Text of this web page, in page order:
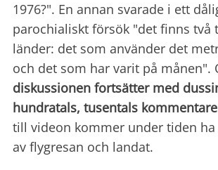
1976?". En annan svarade i ett
parochialiskt försök "det finns två
länder: det som använder det
och det som har varit på månen".
diskussionen fortsätter med
hundratals, tusentals
till videon kommer under tiden
av flygresan och landat.